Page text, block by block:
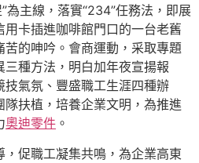
為主線，落實“234”任務法，即展
卡插進咖啡館門口的一台老舊
苦的呻吟。會商運動，采取專題
種方法，明白加年夜宣揚報
氣氛、豐盛職工生涯四種辦
扶植，培養企業文明，為推進
奧迪零件 。
，促職工凝集共鳴，為企業高東